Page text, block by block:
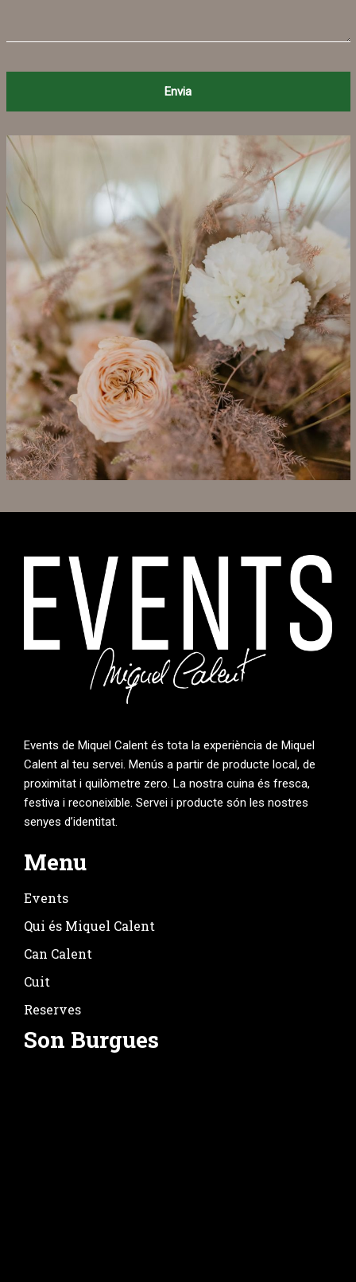
Events de Miquel Calent és tota la experiència de Miquel
Calent al teu servei. Menús a partir de producte local, de
proximitat i quilòmetre zero. La nostra cuina és fresca,
festiva i reconeixible. Servei i producte són les nostres
senyes d’identitat.
Menu
Events
Qui és Miquel Calent
Can Calent
Cuit
Reserves
Son Burgues